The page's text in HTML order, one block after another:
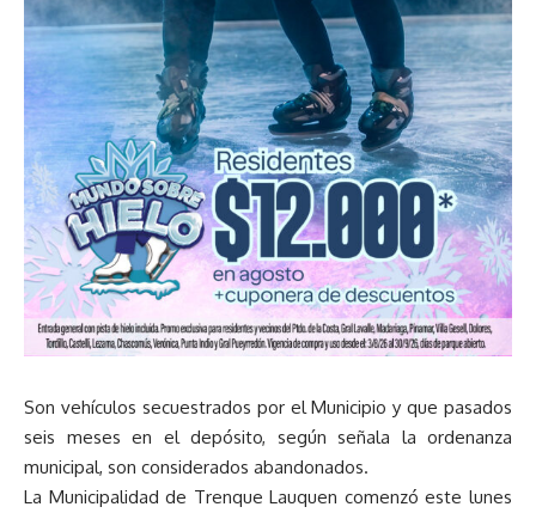
Son vehículos secuestrados por el Municipio y que pasados
seis meses en el depósito, según señala la ordenanza
municipal, son considerados abandonados.
La Municipalidad de Trenque Lauquen comenzó este lunes